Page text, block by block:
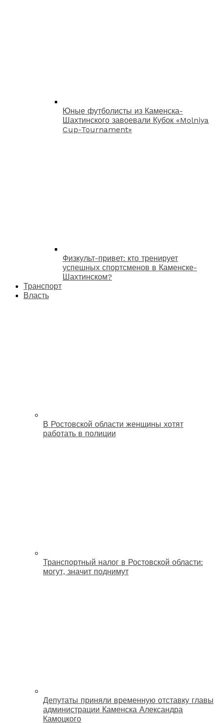
Юные футболисты из Каменска-
Шахтинского завоевали Кубок «Molniya
Cup-Tournament»
Физкульт-привет: кто тренирует
успешных спортсменов в Каменске-
Шахтинском?
Транспорт
Власть
В Ростовской области женщины хотят
работать в полиции
Транспортный налог в Ростовской области:
могут, значит поднимут
Депутаты приняли временную отставку главы
администрации Каменска Александра
Камоцкого